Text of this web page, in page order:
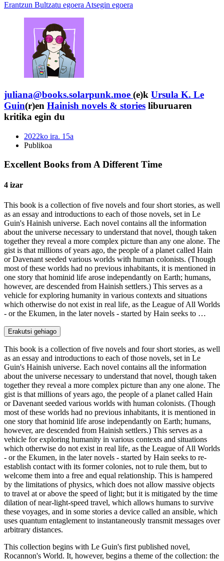
Erantzun Bultzatu egoera Atsegin egoera
juliana@books.solarpunk.moe (e)k Ursula K. Le
Guin(r)en Hainish novels & stories liburuaren
kritika egin du
2022ko ira. 15a
Publikoa
Excellent Books from A Different Time
4 izar
This book is a collection of five novels and four short stories, as well
as an essay and introductions to each of those novels, set in Le
Guin's Hainish universe. Each novel contains all the information
about the universe necessary to understand that novel, though taken
together they reveal a more complex picture than any one alone. The
gist is that millions of years ago, the people of a planet called Hain
or Davenant seeded various worlds with human colonists. (Though
most of these worlds had no previous inhabitants, it is mentioned in
one story that hominid life arose independantly on Earth; humans,
however, are descended from Hainish settlers.) This serves as a
vehicle for exploring humanity in various contexts and situations
which otherwise do not exist in real life, as the League of All Worlds
- or the Ekumen, in the later novels - started by Hain seeks to …
Erakutsi gehiago
This book is a collection of five novels and four short stories, as well
as an essay and introductions to each of those novels, set in Le
Guin's Hainish universe. Each novel contains all the information
about the universe necessary to understand that novel, though taken
together they reveal a more complex picture than any one alone. The
gist is that millions of years ago, the people of a planet called Hain
or Davenant seeded various worlds with human colonists. (Though
most of these worlds had no previous inhabitants, it is mentioned in
one story that hominid life arose independantly on Earth; humans,
however, are descended from Hainish settlers.) This serves as a
vehicle for exploring humanity in various contexts and situations
which otherwise do not exist in real life, as the League of All Worlds
- or the Ekumen, in the later novels - started by Hain seeks to re-
establish contact with its former colonies, not to rule them, but to
welcome them into a free and equal relationship. This is hampered
by the limitations of physics, which does not allow massive objects
to travel at or above the speed of light; but it is mitigated by the time
dilation of near-light-speed travel, which allows humans to survive
these voyages, and in some stories a device called an ansible, which
uses quantum entaglement to instantaneously transmit messages over
arbitrary distances.
This collection begins with Le Guin's first published novel,
Rocannon's World. It, however, begins a theme of the collection: the